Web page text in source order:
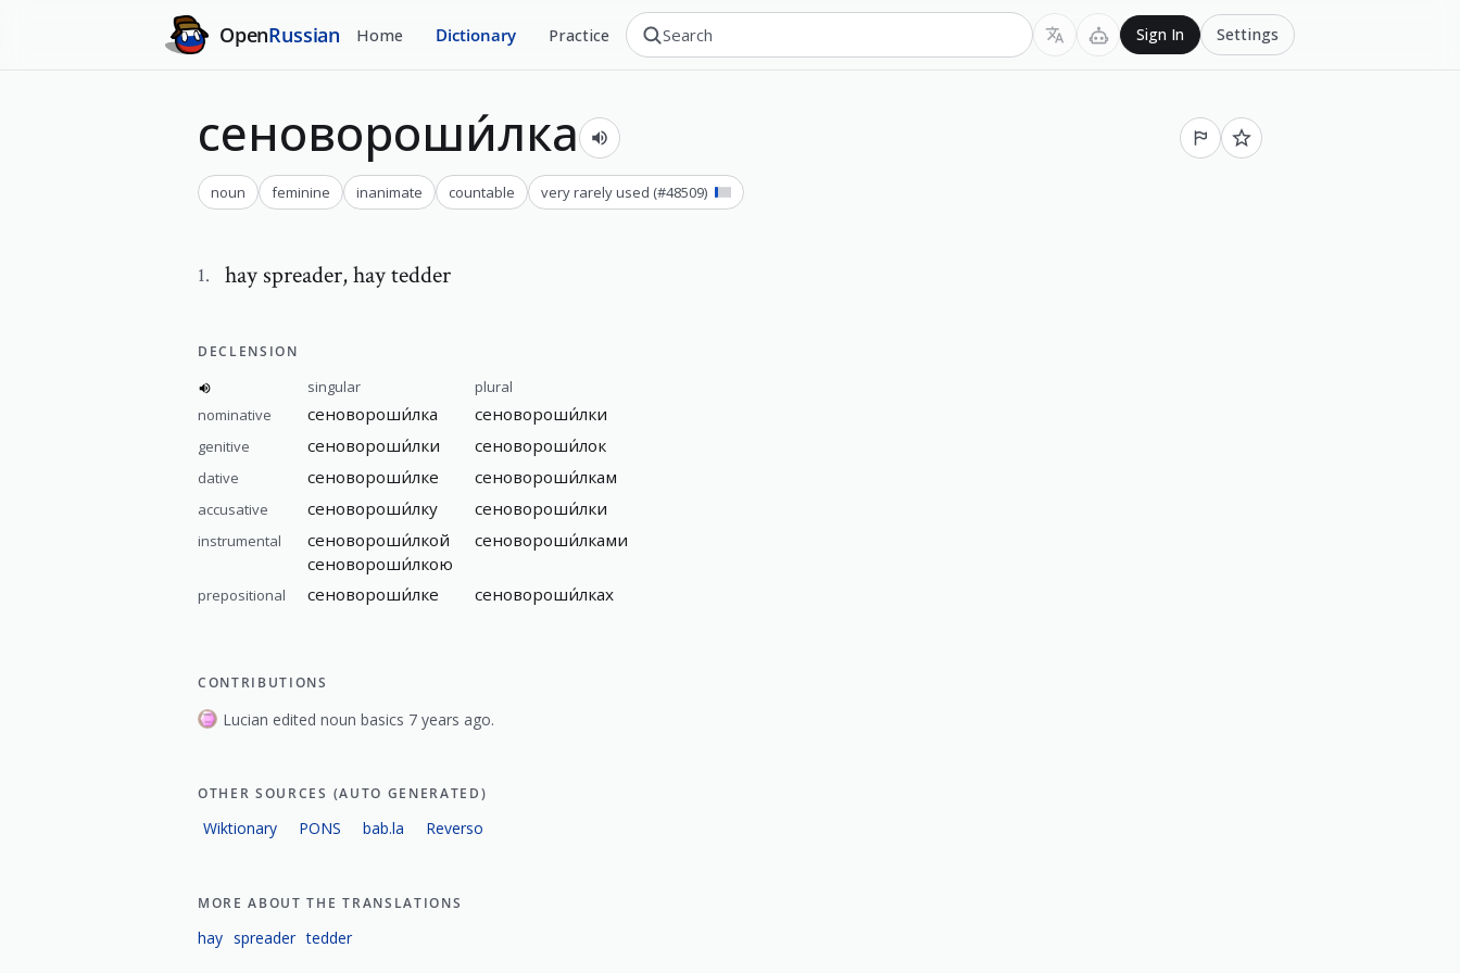
OpenRussian Home Dictionary Practice Sign In Settings
сеновороши́лка
noun feminine inanimate countable very rarely used (#48509)
1. hay spreader,hay tedder
DECLENSION
singular
plural
nominative
сеновороши́лка сеновороши́лки
genitive сеновороши́лки сеновороши́лок
dative сеновороши́лке сеновороши́лкам
accusative сеновороши́лку сеновороши́лки
instrumental
сеновороши́лкой
сеновороши́лкою
сеновороши́лками
prepositional сеновороши́лке сеновороши́лках
CONTRIBUTIONS
Lucian edited noun basics 7 years ago.
OTHER SOURCES (AUTO GENERATED)
Wiktionary PONS bab.la Reverso
MORE ABOUT THE TRANSLATIONS
hay spreader tedder